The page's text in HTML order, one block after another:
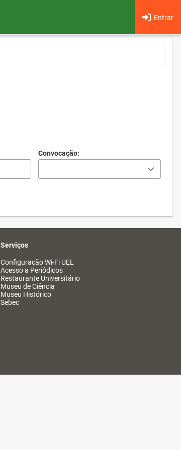
Entrar
Convocação:
Serviços
Configuração Wi-Fi UEL
Acesso a Periódicos
Restaurante Universitário
Museu de Ciência
Museu Histórico
Sebec